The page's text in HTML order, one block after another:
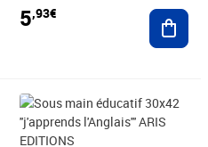
au panier
5,93€
Prix 10,49€